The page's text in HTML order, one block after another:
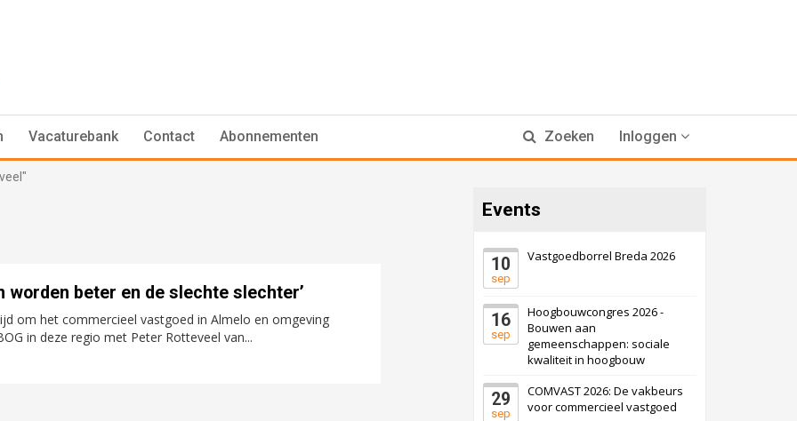
Vacaturebank Contact Abonnementen Zoeken Inloggen
worden beter en de slechte slechter’
om het commercieel vastgoed in Almelo en omgeving
in deze regio met Peter Rotteveel van...
Events
10
sep
Vastgoedborrel Breda 2026
16
sep
Hoogbouwcongres 2026 -
Bouwen aan
gemeenschappen: sociale
kwaliteit in hoogbouw
29
sep
COMVAST 2026: De vakbeurs
voor commercieel vastgoed